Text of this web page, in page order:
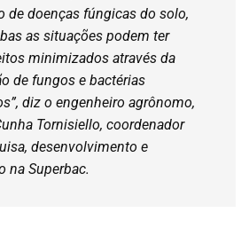
de doenças fúngicas do solo,
as situações podem ter
minimizados através da
de fungos e bactérias
diz o engenheiro agrônomo,
Tornisiello, coordenador
desenvolvimento e
na Superbac.